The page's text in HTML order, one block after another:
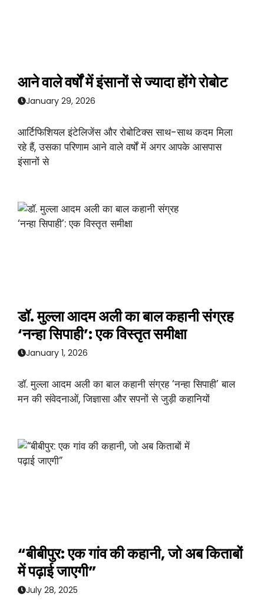
आने वाले वर्षों में इंसानों से ज्यादा होंगे रोबोट
January 29, 2026
आर्टिफिशियल इंटेलिजेंस और रोबोटिक्स साथ-साथ कदम मिला
रहे हैं, उसका परिणाम आने वाले वर्षों में अगर आपके आसपास
इंसानों से
डॉ. मुल्ला आदम अली का बाल कहानी संग्रह
‘नन्हा सिपाही’: एक विस्तृत समीक्षा
January 1, 2026
डॉ. मुल्ला आदम अली का बाल कहानी संग्रह ‘नन्हा सिपाही’ बाल
मन की संवेदनाओं, जिज्ञासा और सपनों से जुड़ी कहानियों
“बीबीपुर: एक गांव की कहानी, जो अब किताबों
में पढ़ाई जाएगी”
July 28, 2025